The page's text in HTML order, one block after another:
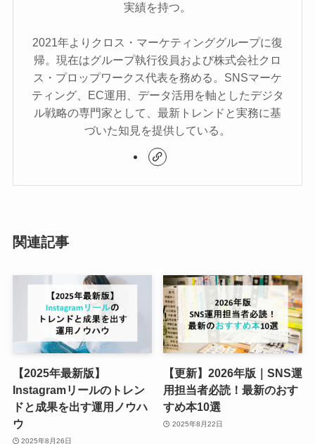
実績を持つ。
2021年よりクロス・マーケティンググループに復
帰。現在はグループ執行役員および株式会社クロ
ス・プロップワークス代表を務める。SNSマーケ
ティング、EC運用、データ活用を軸としたデジタ
ル戦略の専門家として、最新トレンドと実務に基
づいた知見を提供している。
関連記事
【2025年最新版】
Instagramリールのトレン
ドと成果を出す運用ノウハ
ウ
2025年8月26日
【更新】2026年版｜SNS運
用担当者必読！最新のおす
すめ本10選
2025年8月22日